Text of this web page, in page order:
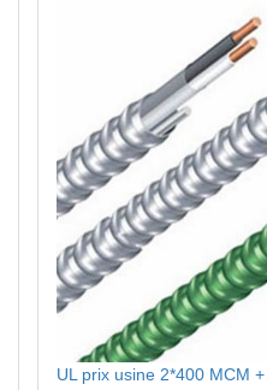
UL prix usine 2*400 MCM